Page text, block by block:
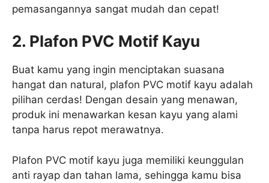
pemasangannya sangat mudah dan cepat!
2. Plafon PVC Motif Kayu
Buat kamu yang ingin menciptakan suasana
hangat dan natural, plafon PVC motif kayu adalah
pilihan cerdas! Dengan desain yang menawan,
produk ini menawarkan kesan kayu yang alami
tanpa harus repot merawatnya.
Plafon PVC motif kayu juga memiliki keunggulan
anti rayap dan tahan lama, sehingga kamu bisa